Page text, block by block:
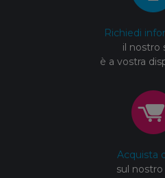
Richiedi
il nostro
è a vostra
Acquista
sul